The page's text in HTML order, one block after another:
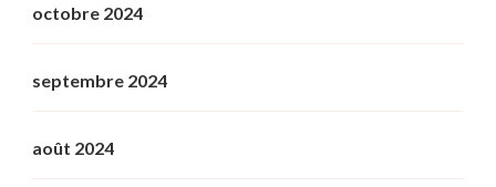
octobre 2024
septembre 2024
août 2024